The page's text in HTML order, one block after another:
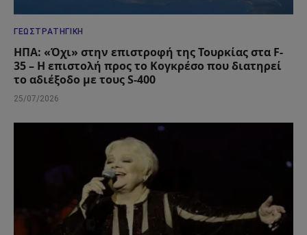
ΓΕΩΣΤΡΑΤΗΓΙΚΉ
ΗΠΑ: «Όχι» στην επιστροφή της Τουρκίας στα F-
35 – Η επιστολή προς το Κογκρέσο που διατηρεί
το αδιέξοδο με τους S-400
25/07/2026